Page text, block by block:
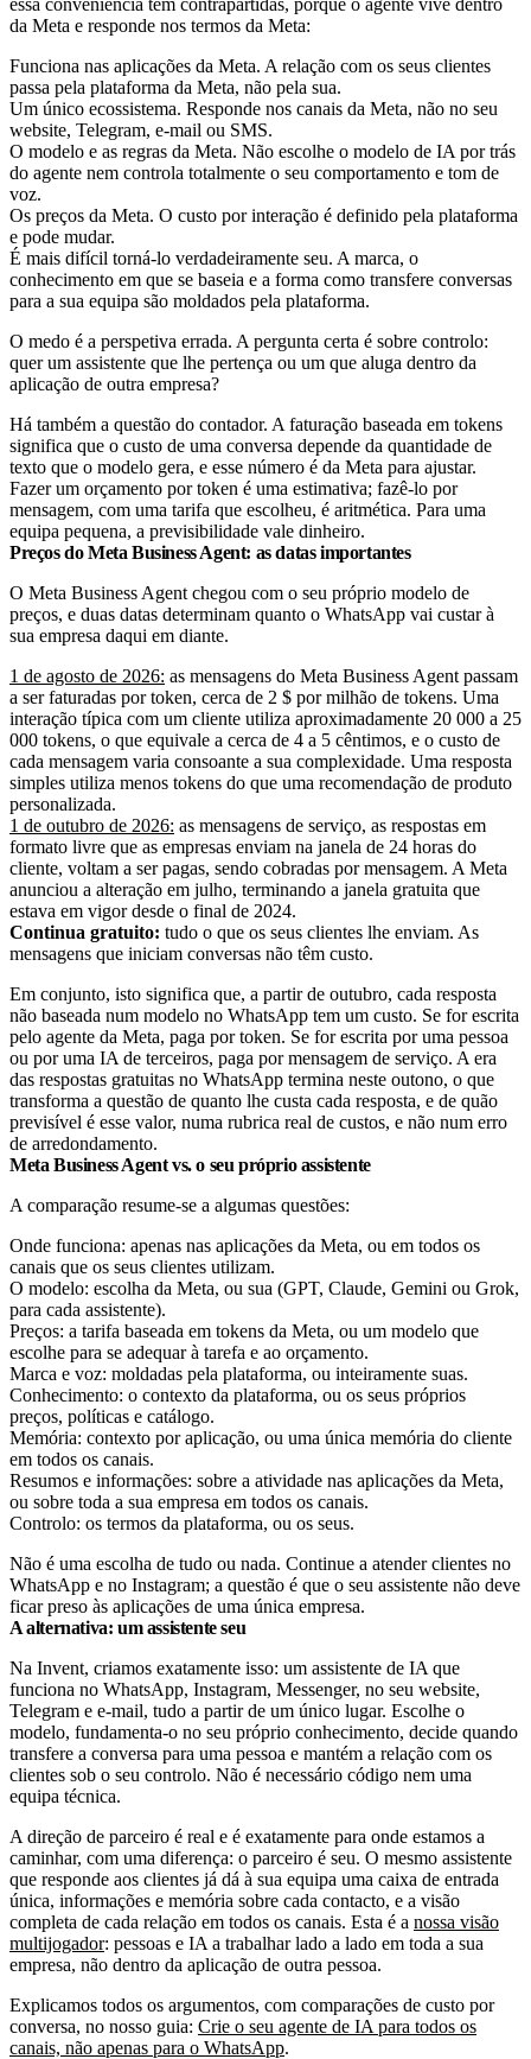
da Meta e responde nos termos da Meta:
Funciona nas aplicações da Meta. A relação com os seus clientes
passa pela plataforma da Meta, não pela sua.
Um único ecossistema. Responde nos canais da Meta, não no seu
website, Telegram, e-mail ou SMS.
O modelo e as regras da Meta. Não escolhe o modelo de IA por trás
do agente nem controla totalmente o seu comportamento e tom de
voz.
Os preços da Meta. O custo por interação é definido pela plataforma
e pode mudar.
É mais difícil torná-lo verdadeiramente seu. A marca, o
conhecimento em que se baseia e a forma como transfere conversas
para a sua equipa são moldados pela plataforma.
O medo é a perspetiva errada. A pergunta certa é sobre controlo:
quer um assistente que lhe pertença ou um que aluga dentro da
aplicação de outra empresa?
Há também a questão do contador. A faturação baseada em tokens
significa que o custo de uma conversa depende da quantidade de
texto que o modelo gera, e esse número é da Meta para ajustar.
Fazer um orçamento por token é uma estimativa; fazê-lo por
mensagem, com uma tarifa que escolheu, é aritmética. Para uma
equipa pequena, a previsibilidade vale dinheiro.
Preços do Meta Business Agent: as datas importantes
O Meta Business Agent chegou com o seu próprio modelo de
preços, e duas datas determinam quanto o WhatsApp vai custar à
sua empresa daqui em diante.
1 de agosto de 2026: as mensagens do Meta Business Agent passam
a ser faturadas por token, cerca de 2 $ por milhão de tokens. Uma
interação típica com um cliente utiliza aproximadamente 20 000 a 25
000 tokens, o que equivale a cerca de 4 a 5 cêntimos, e o custo de
cada mensagem varia consoante a sua complexidade. Uma resposta
simples utiliza menos tokens do que uma recomendação de produto
personalizada.
1 de outubro de 2026: as mensagens de serviço, as respostas em
formato livre que as empresas enviam na janela de 24 horas do
cliente, voltam a ser pagas, sendo cobradas por mensagem. A Meta
anunciou a alteração em julho, terminando a janela gratuita que
estava em vigor desde o final de 2024.
Continua gratuito: tudo o que os seus clientes lhe enviam. As
mensagens que iniciam conversas não têm custo.
Em conjunto, isto significa que, a partir de outubro, cada resposta
não baseada num modelo no WhatsApp tem um custo. Se for escrita
pelo agente da Meta, paga por token. Se for escrita por uma pessoa
ou por uma IA de terceiros, paga por mensagem de serviço. A era
das respostas gratuitas no WhatsApp termina neste outono, o que
transforma a questão de quanto lhe custa cada resposta, e de quão
previsível é esse valor, numa rubrica real de custos, e não num erro
de arredondamento.
Meta Business Agent vs. o seu próprio assistente
A comparação resume-se a algumas questões:
Onde funciona: apenas nas aplicações da Meta, ou em todos os
canais que os seus clientes utilizam.
O modelo: escolha da Meta, ou sua (GPT, Claude, Gemini ou Grok,
para cada assistente).
Preços: a tarifa baseada em tokens da Meta, ou um modelo que
escolhe para se adequar à tarefa e ao orçamento.
Marca e voz: moldadas pela plataforma, ou inteiramente suas.
Conhecimento: o contexto da plataforma, ou os seus próprios
preços, políticas e catálogo.
Memória: contexto por aplicação, ou uma única memória do cliente
em todos os canais.
Resumos e informações: sobre a atividade nas aplicações da Meta,
ou sobre toda a sua empresa em todos os canais.
Controlo: os termos da plataforma, ou os seus.
Não é uma escolha de tudo ou nada. Continue a atender clientes no
WhatsApp e no Instagram; a questão é que o seu assistente não deve
ficar preso às aplicações de uma única empresa.
A alternativa: um assistente seu
Na Invent, criamos exatamente isso: um assistente de IA que
funciona no WhatsApp, Instagram, Messenger, no seu website,
Telegram e e-mail, tudo a partir de um único lugar. Escolhe o
modelo, fundamenta-o no seu próprio conhecimento, decide quando
transfere a conversa para uma pessoa e mantém a relação com os
clientes sob o seu controlo. Não é necessário código nem uma
equipa técnica.
A direção de parceiro é real e é exatamente para onde estamos a
caminhar, com uma diferença: o parceiro é seu. O mesmo assistente
que responde aos clientes já dá à sua equipa uma caixa de entrada
única, informações e memória sobre cada contacto, e a visão
completa de cada relação em todos os canais. Esta é a nossa visão
multijogador: pessoas e IA a trabalhar lado a lado em toda a sua
empresa, não dentro da aplicação de outra pessoa.
Explicamos todos os argumentos, com comparações de custo por
conversa, no nosso guia: Crie o seu agente de IA para todos os
canais, não apenas para o WhatsApp.